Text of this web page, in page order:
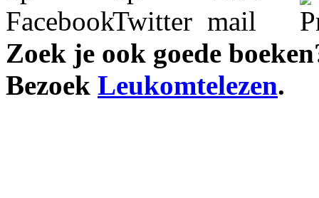
Zoek je ook goede
Bezoek Leukomtelezen.